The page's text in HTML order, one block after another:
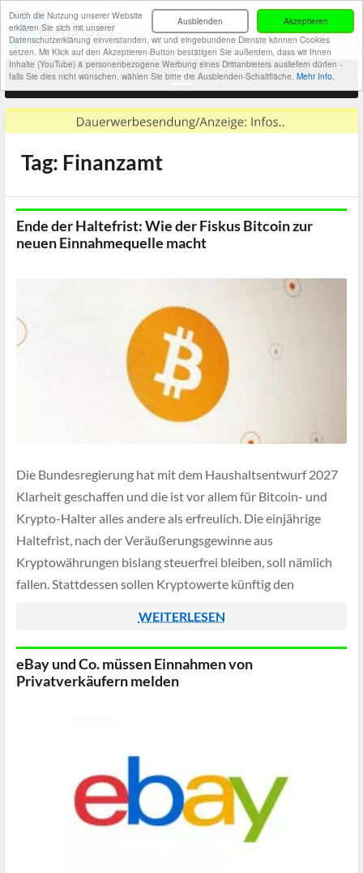
Akzeptieren
Ausblenden
Durch die Nutzung unserer Website
erklären Sie sich mit unserer
Datenschutzerklärung einverstanden, wir und eingebundene Dienste können Cookies
setzen. Mit Klick auf den Akzeptieren-Button bestätigen Sie außerdem, dass wir Ihnen
Inhalte (YouTube) & personenbezogene Werbung eines Drittanbieters ausliefern dürfen -
falls Sie dies nicht wünschen, wählen Sie bitte die Ausblenden-Schaltfläche. Mehr Info.
Tag: Finanzamt
Ende der Haltefrist: Wie der Fiskus Bitcoin zur
neuen Einnahmequelle macht
Die Bundesregierung hat mit dem Haushaltsentwurf 2027
Klarheit geschaffen und die ist vor allem für Bitcoin- und
Krypto-Halter alles andere als erfreulich. Die einjährige
Haltefrist, nach der Veräußerungsgewinne aus
Kryptowährungen bislang steuerfrei bleiben, soll nämlich
fallen. Stattdessen sollen Kryptowerte künftig den
steuerlich behandelt wie Aktien. Offiziell begründet das
Finanzministerium […]
WEITERLESEN
eBay und Co. müssen Einnahmen von
Privatverkäufern melden